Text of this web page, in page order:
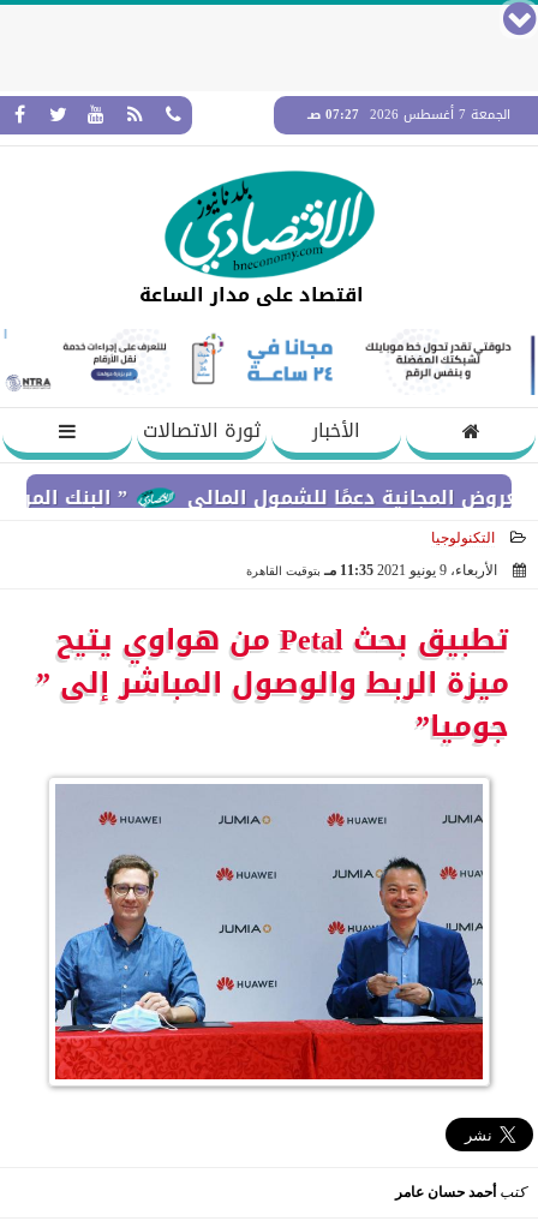
الجمعة 7 أغسطس 2026 07:27 صـ
اقتصاد على مدار الساعة
الأخبار
ثورة الاتصالات
” البنك المركزي” : معدلات الشمول المالي تواصل
دعمًا للشمول المالي
التكنولوجيا
الأربعاء، 9 يونيو 2021
11:35 مـ بتوقيت القاهرة
تطبيق بحث Petal من هواوي يتيح
ميزة الربط والوصول المباشر إلى ”
جوميا”
كتبأحمد حسان عامر